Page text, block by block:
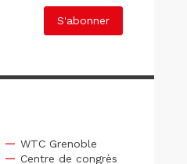
S'abonner
WTC Grenoble
Centre de congrès